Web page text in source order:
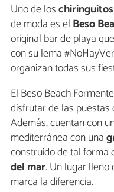
Uno de los
de moda es el Beso
original bar de playa
con su lema
organizan todas sus
El Beso Beach
disfrutar de las
Además, cuentan con
mediterránea con una
construido de tal forma
del mar. Un lugar lleno
marca la diferencia.